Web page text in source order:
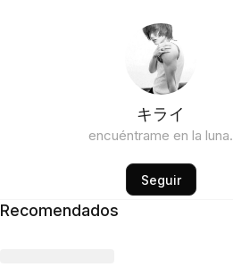
キライ
encuéntrame en la luna.
Seguir
Recomendados